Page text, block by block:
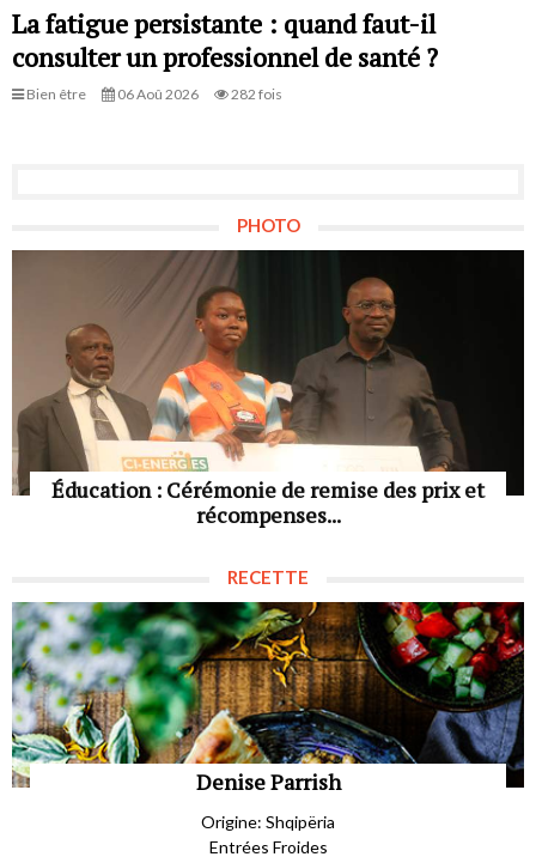
La fatigue persistante : quand faut-il
consulter un professionnel de santé ?
Bien être 06 Aoû 2026 282 fois
PHOTO
Éducation : Cérémonie de remise des prix et
récompenses...
RECETTE
Denise Parrish
Origine: Shqipëria
Entrées Froides